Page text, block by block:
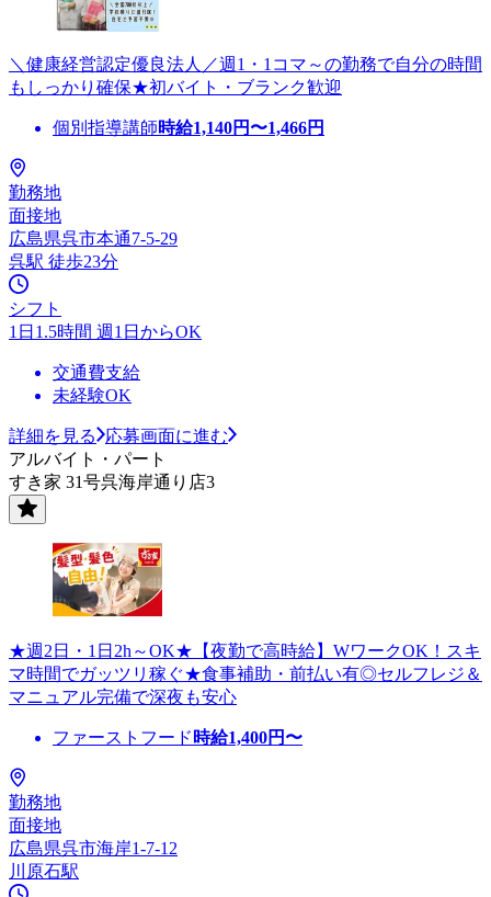
＼健康経営認定優良法人／週1・1コマ～の勤務で自分の時間
もしっかり確保★初バイト・ブランク歓迎
個別指導講師時給1,140円〜1,466円
勤務地
面接地
広島県呉市本通7-5-29
呉駅 徒歩23分
シフト
1日1.5時間 週1日からOK
交通費支給
未経験OK
詳細を見る
応募画面に進む
アルバイト・パート
すき家 31号呉海岸通り店3
★週2日・1日2h～OK★【夜勤で高時給】WワークOK！スキ
マ時間でガッツリ稼ぐ★食事補助・前払い有◎セルフレジ＆
マニュアル完備で深夜も安心
ファーストフード 時給1,400円〜
勤務地
面接地
広島県呉市海岸1-7-12
川原石駅